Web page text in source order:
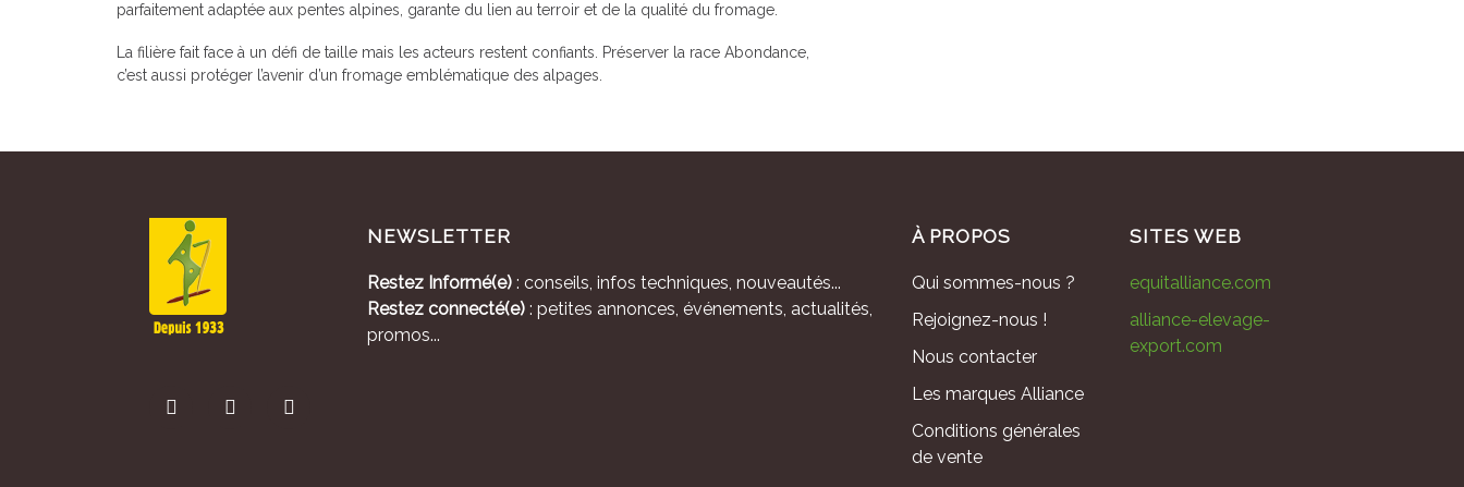
parfaitement adaptée aux pentes alpines, garante du lien au terroir et de la qualité du fromage.
La filière fait face à un défi de taille mais les acteurs restent confiants. Préserver la race Abondance,
c’est aussi protéger l’avenir d’un fromage emblématique des alpages.
À PROPOS
Qui sommes-nous ?
Rejoignez-nous !
Nous contacter
Les marques Alliance
Conditions générales
de vente
SITES WEB
equitalliance.com
alliance-elevage-
export.com
NEWSLETTER
Restez Informé(e) : conseils, infos techniques, nouveautés...
Restez connecté(e) : petites annonces, événements, actualités,
promos...